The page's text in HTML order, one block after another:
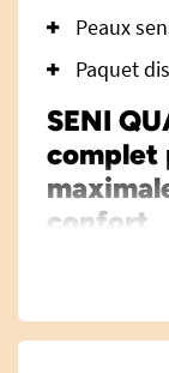
Peaux
Paquet
SENI
complet
confort
change
des